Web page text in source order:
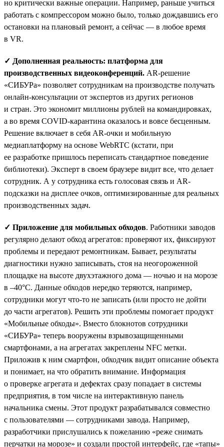
но критически важные операции. Например, раньше учиться
работать с компрессором можно было, только дождавшись его
остановки на плановый ремонт, а сейчас — в любое время
в VR.
✓ Дополненная реальность: платформа для
производственных видеоконференций. AR-решение
«СИБУРа» позволяет сотрудникам на производстве получать
онлайн-консультации от экспертов из других регионов
и стран. Это экономит миллионы рублей на командировках,
а во время COVID-карантина оказалось и вовсе бесценным.
Решение включает в себя AR-очки и мобильную
медиаплатформу на основе WebRTC (кстати, при
ее разработке пришлось переписать стандартное поведение
библиотеки). Эксперт в своем браузере видит все, что делает
сотрудник. А у сотрудника есть голосовая связь и AR-
подсказки на дисплее очков, оптимизированные для реальных
производственных задач.
✓ Приложение для мобильных обходов. Работники заводов
регулярно делают обход агрегатов: проверяют их, фиксируют
проблемы и передают ремонтникам. Бывает, результаты
диагностики нужно записывать, стоя на неогороженной
площадке на высоте двухэтажного дома — ночью и на морозе
в –40°С. Данные обходов нередко теряются, например,
сотрудники могут что-то не записать (или просто не дойти
до части агрегатов). Решить эти проблемы помогает продукт
«Мобильные обходы». Вместо блокнотов сотрудники
«СИБУРа» теперь вооружены взрывозащищенными
смартфонами, а на агрегатах закреплены NFC метки.
Приложив к ним смартфон, обходчик видит описание объекта
и понимает, на что обратить внимание. Информация
о проверке агрегата и дефектах сразу попадает в системы
предприятия, в том числе на интерактивную панель
начальника смены. Этот продукт разрабатывался совместно
с пользователями — сотрудниками завода. Например,
разработчики прислушались к пожеланию «реже снимать
перчатки на морозе» и создали простой интерфейс, где «тапы»